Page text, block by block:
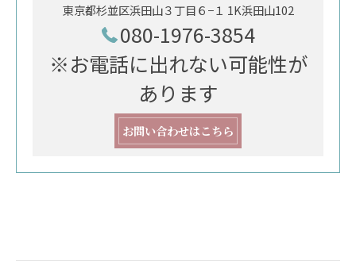
東京都杉並区浜田山３丁目６−１ 1K浜田山102
080-1976-3854
※お電話に出れない可能性が
あります
お問い合わせはこちら